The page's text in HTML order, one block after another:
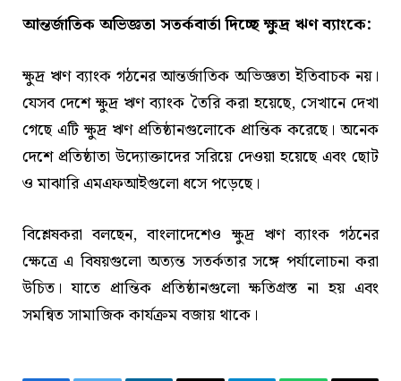
আন্তর্জাতিক অভিজ্ঞতা সতর্কবার্তা দিচ্ছে ক্ষুদ্র ঋণ ব্যাংকে:
ক্ষুদ্র ঋণ ব্যাংক গঠনের আন্তর্জাতিক অভিজ্ঞতা ইতিবাচক নয়।
যেসব দেশে ক্ষুদ্র ঋণ ব্যাংক তৈরি করা হয়েছে, সেখানে দেখা
গেছে এটি ক্ষুদ্র ঋণ প্রতিষ্ঠানগুলোকে প্রান্তিক করেছে। অনেক
দেশে প্রতিষ্ঠাতা উদ্যোক্তাদের সরিয়ে দেওয়া হয়েছে এবং ছোট
ও মাঝারি এমএফআইগুলো ধসে পড়েছে।
বিশ্লেষকরা বলছেন, বাংলাদেশেও ক্ষুদ্র ঋণ ব্যাংক গঠনের
ক্ষেত্রে এ বিষয়গুলো অত্যন্ত সতর্কতার সঙ্গে পর্যালোচনা করা
উচিত। যাতে প্রান্তিক প্রতিষ্ঠানগুলো ক্ষতিগ্রস্ত না হয় এবং
সমন্বিত সামাজিক কার্যক্রম বজায় থাকে।